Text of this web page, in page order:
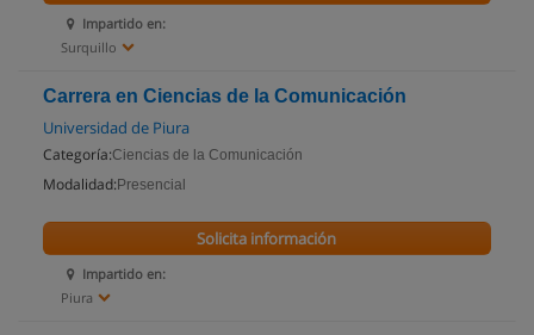
Impartido en:
Surquillo
Carrera en Ciencias de la Comunicación
Universidad de Piura
Categoría:Ciencias de la Comunicación
Modalidad: Presencial
Impartido en:
Piura
Solicita información